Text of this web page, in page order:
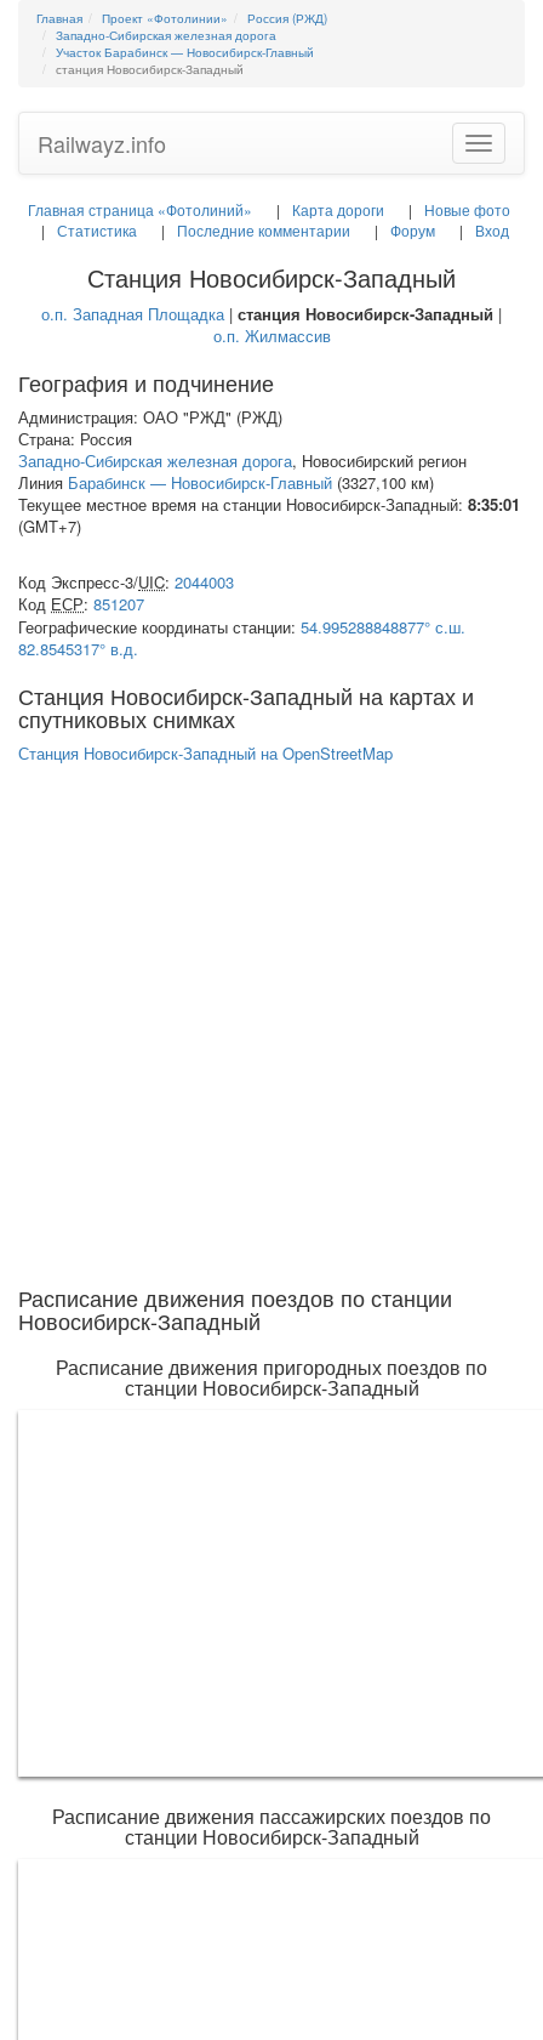
Главная Проект «Фотолинии»
Россия (РЖД)
Западно-Сибирская железная дорога
Участок Барабинск — Новосибирск-Главный
станция Новосибирск-Западный
Toggle
Railwayz.info
Главная страница «Фотолиний» Карта дороги
Новые фото
Статистика
Последние комментарии Форум Вход
Станция Новосибирск-Западный
о.п. Западная Площадка| станция Новосибирск-Западный |
о.п. Жилмассив
География и подчинение
Администрация: ОАО "РЖД" (РЖД)
Страна: Россия
Западно-Сибирская железная дорога, Новосибирский регион
Линия Барабинск — Новосибирск-Главный (3327,100 км)
Текущее местное время на станции Новосибирск-Западный: 8:35:01
(GMT+7)
Код Экспресс-3/UIC: 2044003
Код ЕСР: 851207
Географические координаты станции: 54.995288848877° с.ш.
82.8545317° в.д.
Станция Новосибирск-Западный на картах и
спутниковых снимках
Станция Новосибирск-Западный на OpenStreetMap
Расписание движения поездов по станции
Новосибирск-Западный
Расписание движения пригородных поездов по
станции Новосибирск-Западный
Расписание движения пассажирских поездов по
станции Новосибирск-Западный